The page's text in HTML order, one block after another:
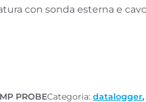
con sonda esterna e
PROBECategoria: datalogger,